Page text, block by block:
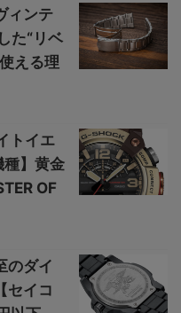
ィンテ
た“リベ
える理
トイエ
種】黄金
OF
のダイ
セイコ